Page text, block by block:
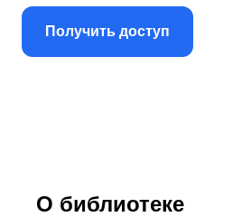
Получить доступ
О библиотеке